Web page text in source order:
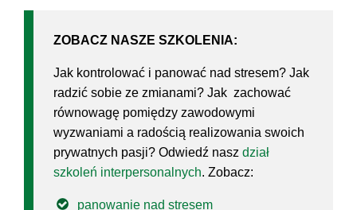
ZOBACZ NASZE SZKOLENIA:
Jak kontrolować i panować nad stresem? Jak
radzić sobie ze zmianami? Jak zachować
równowagę pomiędzy zawodowymi
wyzwaniami a radością realizowania swoich
prywatnych pasji? Odwiedź nasz dział
szkoleń interpersonalnych. Zobacz:
panowanie nad stresem